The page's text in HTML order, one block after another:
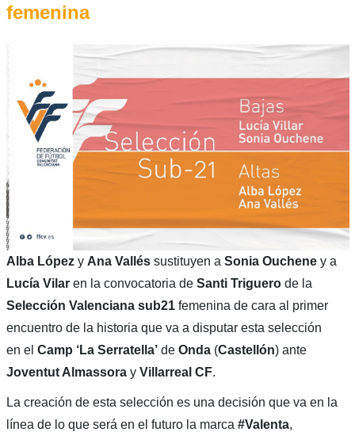
femenina
Alba Lópezy Ana Valléssustituyen a Sonia Oucheney a
Lucía Vilaren la convocatoria de Santi Triguerode la
Selección Valenciana sub21femenina de cara al primer
encuentro de la historia que va a disputar esta selección
en el Camp ‘La Serratella’de Onda(Castellón) ante
Joventut Almassoray Villarreal CF.
La creación de esta selección es una decisión que va en la
línea de lo que será en el futuro la marca #Valenta,